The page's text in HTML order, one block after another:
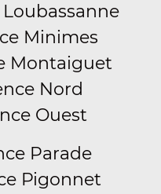
Minimes
Montaiguet
Nord
Ouest
Parade
Pigonnet